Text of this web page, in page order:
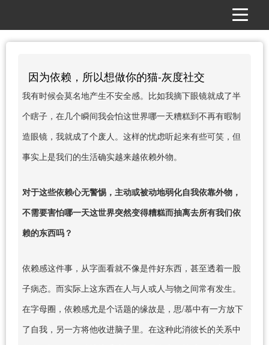
因为依赖，所以想做你的猫-灰度社交
我有时候会莫名地产生不安全感。比如我摘下眼镜就成了半
个瞎子，在几个瞬间我会怕这世界哪一天糟糕到不再有暇制
造眼镜，我就成了个废人。这样的忧虑听起来有些可笑，但
事实上是我们的生活确实越来越依赖外物。
对于这些依赖心无警惕，主动或被动地弱化自我依靠外物，
不需要害怕哪一天这世界突然变得糟糕而抽离去所有我们依
赖的东西吗？
依赖感这件事，从字面看就不像是件好东西，甚至透着一股
子病态。而实际上这东西在人与人或人与物之间常有发生。
在字母圈，依赖感尤是个话题的缘故是，思/慕中有一方放下
了自我，另一方将他收进脑子里。在这种此消彼长的关系中